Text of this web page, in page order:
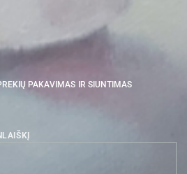
PAKAVIMAS IR SIUNTIMAS